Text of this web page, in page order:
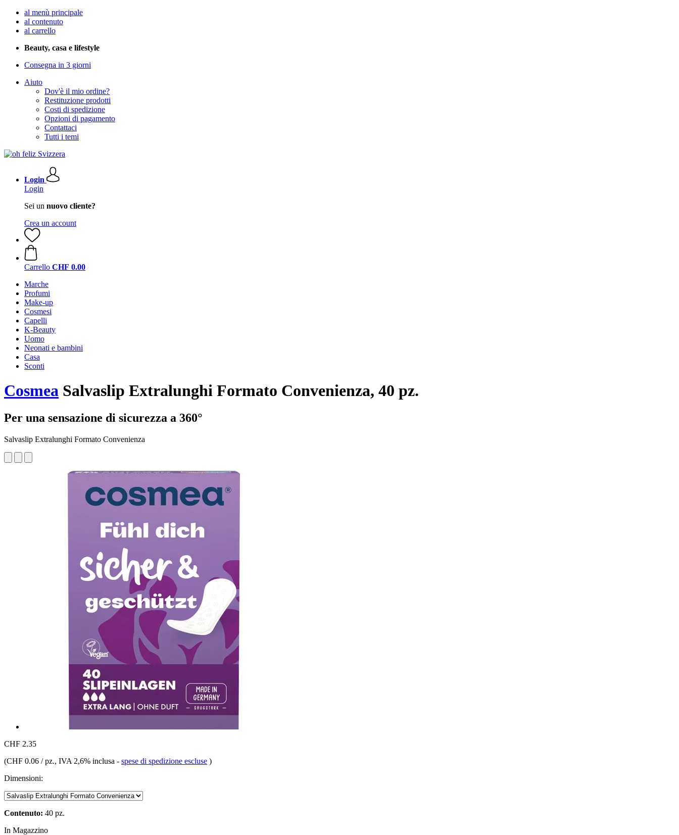
al menù principale
al contenuto
al carrello
Beauty, casa e lifestyle
Consegna in 3 giorni
Aiuto
Dov'è il mio ordine?
Restituzione prodotti
Costi di spedizione
Opzioni di pagamento
Contattaci
Tutti i temi
Login
Login
Sei un nuovo cliente?
Crea un account
Carrello CHF 0.00
Marche
Profumi
Make-up
Cosmesi
Capelli
K-Beauty
Uomo
Neonati e bambini
Casa
Sconti
Cosmea Salvaslip Extralunghi Formato Convenienza, 40 pz.
Per una sensazione di sicurezza a 360°
Salvaslip Extralunghi Formato Convenienza
CHF 2.35
(CHF 0.06 / pz., IVA 2,6% inclusa - spese di spedizione escluse )
Dimensioni:
Contenuto: 40 pz.
In Magazzino